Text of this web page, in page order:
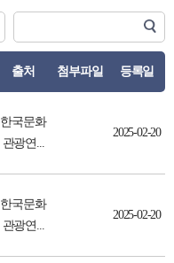
출처 첨부파일 등록일
한국문화
관광연...
2025-02-20
한국문화
관광연...
2025-02-20